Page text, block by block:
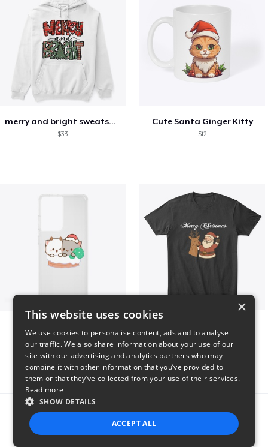
merry and bright sweatshirt christmas
$33
Cute Santa Ginger Kitty
$12
$26 $24
Report this product
×
This website uses cookies
We use cookies to personalise content, ads and to analyse
our traffic. We also share information about your use of our
site with our advertising and analytics partners who may
combine it with other information that you’ve provided to
them or that they’ve collected from your use of their services.
Read more
SHOW DETAILS
ACCEPT ALL